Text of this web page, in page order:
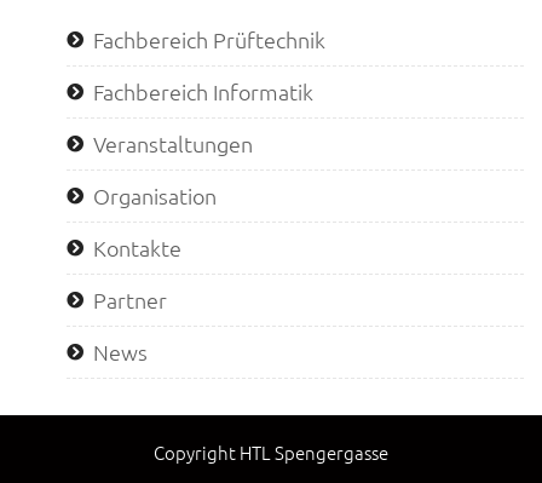
Fachbereich Prüftechnik
Fachbereich Informatik
Veranstaltungen
Organisation
Kontakte
Partner
News
Copyright HTL Spengergasse